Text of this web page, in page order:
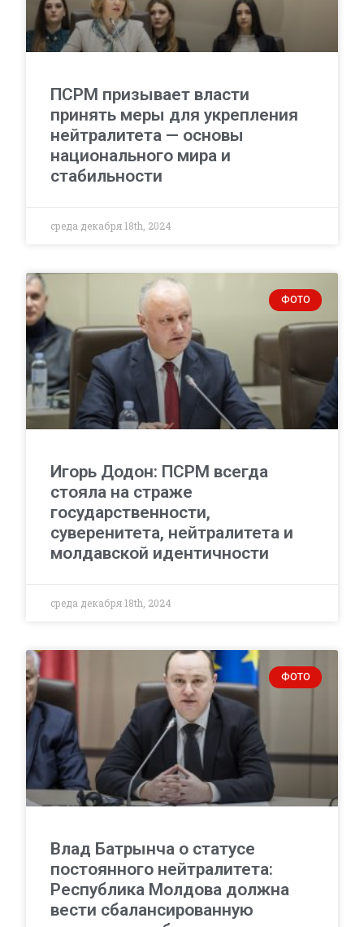
ПСРМ призывает власти
принять меры для укрепления
нейтралитета — основы
национального мира и
стабильности
среда декабря 18th, 2024
ФОТО
Игорь Додон: ПСРМ всегда
стояла на страже
государственности,
суверенитета, нейтралитета и
молдавской идентичности
среда декабря 18th, 2024
ФОТО
Влад Батрынча о статусе
постоянного нейтралитета:
Республика Молдова должна
вести сбалансированную